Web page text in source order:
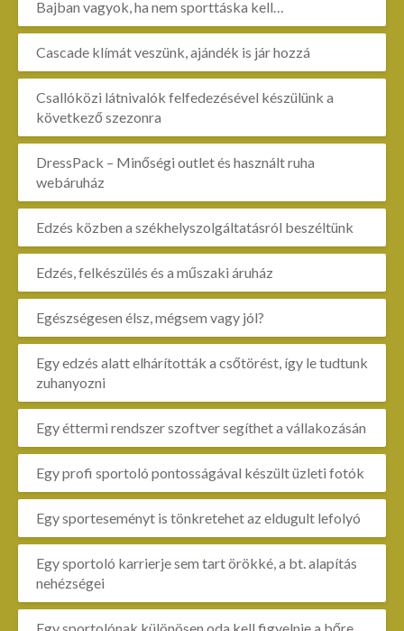
Bajban vagyok, ha nem sporttáska kell…
Cascade klímát veszünk, ajándék is jár hozzá
Csallóközi látnivalók felfedezésével készülünk a
következő szezonra
DressPack – Minőségi outlet és használt ruha
webáruház
Edzés közben a székhelyszolgáltatásról beszéltünk
Edzés, felkészülés és a műszaki áruház
Egészségesen élsz, mégsem vagy jól?
Egy edzés alatt elhárították a csőtörést, így le tudtunk
zuhanyozni
Egy éttermi rendszer szoftver segíthet a vállakozásán
Egy profi sportoló pontosságával készült üzleti fotók
Egy sporteseményt is tönkretehet az eldugult lefolyó
Egy sportoló karrierje sem tart örökké, a bt. alapítás
nehézségei
Egy sportolónak különösen oda kell figyelnie a bőre